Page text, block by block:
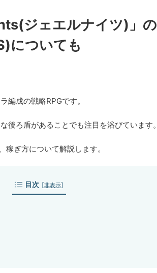
ジェエルナイツ)」
についても
成の戦略RPGです。
ろ盾があることでも注目を浴びています。
ぎ方について解説します。
目次 [非表示]